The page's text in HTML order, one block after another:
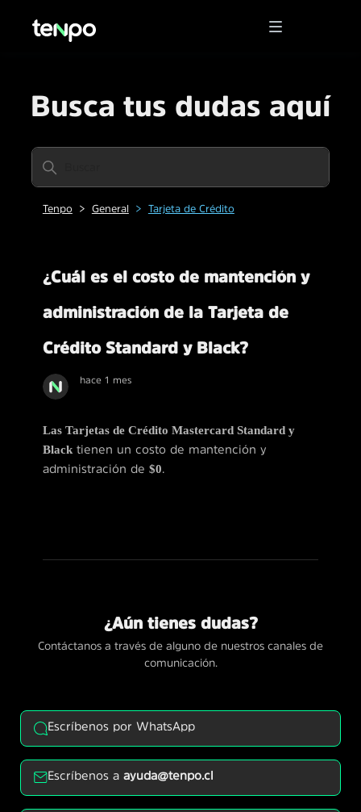
Busca tus dudas aquí
Tenpo General Tarjeta de Crédito
¿Cuál es el costo de mantención y
administración de la Tarjeta de
Crédito Standard y Black?
hace 1 mes
Las Tarjetas de Crédito Mastercard Standard y
Blacktienen un costo de mantención y
administración de $0.
¿Aún tienes dudas?
Contáctanos a través de alguno de nuestros canales de
comunicación.
Escríbenos por WhatsApp
Escríbenos aayuda@tenpo.cl